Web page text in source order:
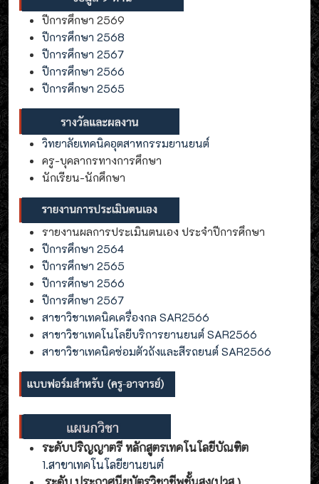
ปีการศึกษา 2569
ปีการศึกษา 2568
ปีการศึกษา 2567
ปีการศึกษา 2566
ปีการศึกษา 2565
วิทยาลัยเทคนิคอุตสาหกรรมยานยนต์
ครู-บุคลากรทางการศึกษา
นักเรียน-นักศึกษา
รายงานผลการประเมินตนเอง ประจำปีการศึกษา
ปีการศึกษา 2564
ปีการศึกษา 2565
ปีการศึกษา 2566
ปีการศึกษา 2567
สาขาวิชาเทคนิคเครื่องกล SAR2566
สาขาวิชาเทคโนโลยีบริการยานยนต์ SAR2566
สาขาวิชาเทคนิคซ่อมตัวถังและสีรถยนต์ SAR2566
ระดับปริญญาตรี หลักสูตรเทคโนโลยีบัณฑิต
1.สาขาเทคโนโลยียานยนต์